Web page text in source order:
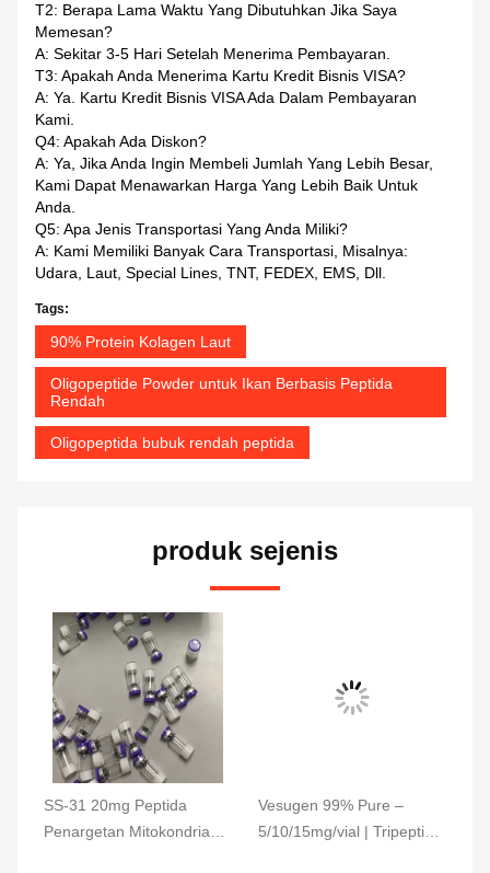
T2: Berapa Lama Waktu Yang Dibutuhkan Jika Saya
Memesan?
A: Sekitar 3-5 Hari Setelah Menerima Pembayaran.
T3: Apakah Anda Menerima Kartu Kredit Bisnis VISA?
A: Ya. Kartu Kredit Bisnis VISA Ada Dalam Pembayaran
Kami.
Q4: Apakah Ada Diskon?
A: Ya, Jika Anda Ingin Membeli Jumlah Yang Lebih Besar,
Kami Dapat Menawarkan Harga Yang Lebih Baik Untuk
Anda.
Q5: Apa Jenis Transportasi Yang Anda Miliki?
A: Kami Memiliki Banyak Cara Transportasi, Misalnya:
Udara, Laut, Special Lines, TNT, FEDEX, EMS, Dll.
Tags:
90% Protein Kolagen Laut
Oligopeptide Powder untuk Ikan Berbasis Peptida
Rendah
Oligopeptida bubuk rendah peptida
produk sejenis
SS-31 20mg Peptida
Penargetan Mitokondria
Vesugen 99% Pure –
5/10/15mg/vial | Tripeptide